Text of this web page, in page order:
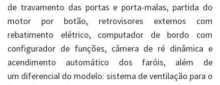
de travamento das portas e porta-malas, partida do
motor por botão, retrovisores externos com
rebatimento elétrico, computador de bordo com
configurador de funções, câmera de ré dinâmica e
acendimento automático dos faróis, além de
um diferencial do modelo: sistema de ventilação para o